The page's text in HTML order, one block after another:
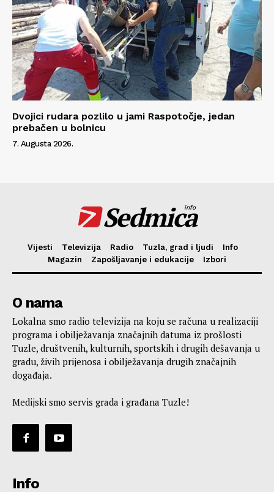
Dvojici rudara pozlilo u jami Raspotočje, jedan
prebačen u bolnicu
7. Augusta 2026.
Sedmica
info
Vijesti Televizija Radio Tuzla, grad i ljudi
Info
Magazin
Zapošljavanje i edukacije Izbori
O nama
Lokalna smo radio televizija na koju se računa u realizaciji
programa i obilježavanja značajnih datuma iz prošlosti
Tuzle, društvenih, kulturnih, sportskih i drugih dešavanja u
gradu, živih prijenosa i obilježavanja drugih značajnih
događaja.
Medijski smo servis grada i građana Tuzle!
Info